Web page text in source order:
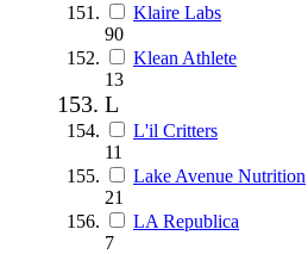
Klaire Labs
90
Klean Athlete
13
L
L'il Critters
11
Lake Avenue Nutrition
21
LA Republica
7